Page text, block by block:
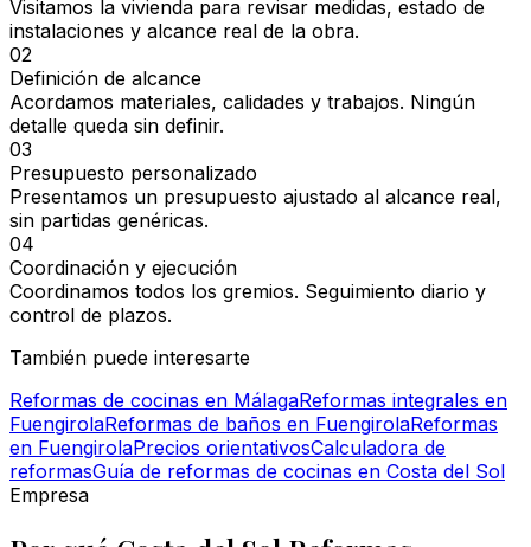
Visitamos la vivienda para revisar medidas, estado de
instalaciones y alcance real de la obra.
02
Definición de alcance
Acordamos materiales, calidades y trabajos. Ningún
detalle queda sin definir.
03
Presupuesto personalizado
Presentamos un presupuesto ajustado al alcance real,
sin partidas genéricas.
04
Coordinación y ejecución
Coordinamos todos los gremios. Seguimiento diario y
control de plazos.
También puede interesarte
Reformas de cocinas en MálagaReformas integrales en
FuengirolaReformas de baños en FuengirolaReformas
en FuengirolaPrecios orientativosCalculadora de
reformasGuía de reformas de cocinas en Costa del Sol
Empresa